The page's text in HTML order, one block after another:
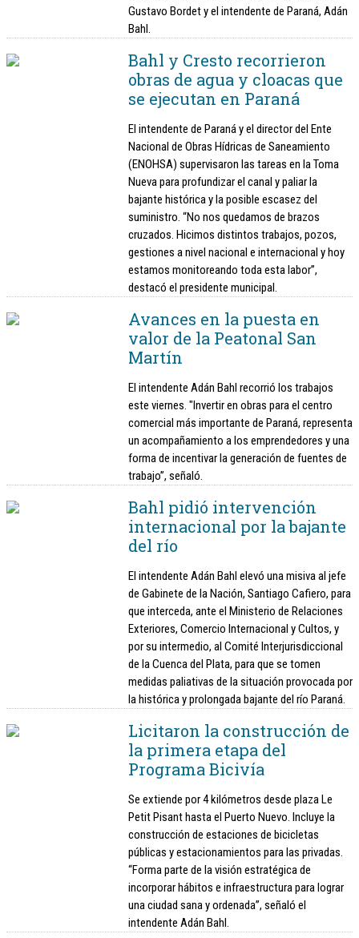
Gustavo Bordet y el intendente de Paraná, Adán
Bahl.
Bahl y Cresto recorrieron
obras de agua y cloacas que
se ejecutan en Paraná
El intendente de Paraná y el director del Ente
Nacional de Obras Hídricas de Saneamiento
(ENOHSA) supervisaron las tareas en la Toma
Nueva para profundizar el canal y paliar la
bajante histórica y la posible escasez del
suministro. “No nos quedamos de brazos
cruzados. Hicimos distintos trabajos, pozos,
gestiones a nivel nacional e internacional y hoy
estamos monitoreando toda esta labor”,
destacó el presidente municipal.
Avances en la puesta en
valor de la Peatonal San
Martín
El intendente Adán Bahl recorrió los trabajos
este viernes. "Invertir en obras para el centro
comercial más importante de Paraná, representa
un acompañamiento a los emprendedores y una
forma de incentivar la generación de fuentes de
trabajo”, señaló.
Bahl pidió intervención
internacional por la bajante
del río
El intendente Adán Bahl elevó una misiva al jefe
de Gabinete de la Nación, Santiago Cafiero, para
que interceda, ante el Ministerio de Relaciones
Exteriores, Comercio Internacional y Cultos, y
por su intermedio, al Comité Interjurisdiccional
de la Cuenca del Plata, para que se tomen
medidas paliativas de la situación provocada por
la histórica y prolongada bajante del río Paraná.
Licitaron la construcción de
la primera etapa del
Programa Bicivía
Se extiende por 4 kilómetros desde plaza Le
Petit Pisant hasta el Puerto Nuevo. Incluye la
construcción de estaciones de bicicletas
públicas y estacionamientos para las privadas.
“Forma parte de la visión estratégica de
incorporar hábitos e infraestructura para lograr
una ciudad sana y ordenada”, señaló el
intendente Adán Bahl.